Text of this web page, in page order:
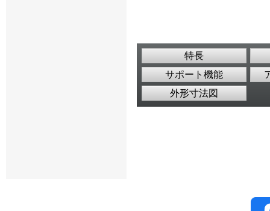
特長
サポート機能
外形寸法図